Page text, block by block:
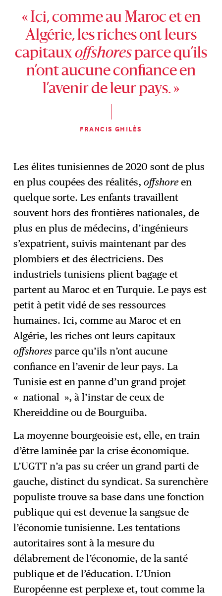
« Ici, comme au Maroc et en
Algérie, les riches ont leurs
capitauxoffshoresparce qu’ils
n’ont aucune confiance en
l’avenir de leur pays. »
FRANCIS GHILÈS
Les élites tunisiennes de 2020 sont de plus
en plus coupées des réalités,offshoreen
quelque sorte. Les enfants travaillent
souvent hors des frontières nationales, de
plus en plus de médecins, d’ingénieurs
s’expatrient, suivis maintenant par des
plombiers et des électriciens. Des
industriels tunisiens plient bagage et
partent au Maroc et en Turquie. Le pays est
petit à petit vidé de ses ressources
humaines. Ici, comme au Maroc et en
Algérie, les riches ont leurs capitaux
offshores parce qu’ils n’ont aucune
confiance en l’avenir de leur pays. La
Tunisie est en panne d’un grand projet
« national », à l’instar de ceux de
Khereiddine ou de Bourguiba.
La moyenne bourgeoisie est, elle, en train
d’être laminée par la crise économique.
L’UGTT n’a pas su créer un grand parti de
gauche, distinct du syndicat. Sa surenchère
populiste trouve sa base dans une fonction
publique qui est devenue la sangsue de
l’économie tunisienne. Les tentations
autoritaires sont à la mesure du
délabrement de l’économie, de la santé
publique et de l’éducation. L’Union
Européenne est perplexe et, tout comme la